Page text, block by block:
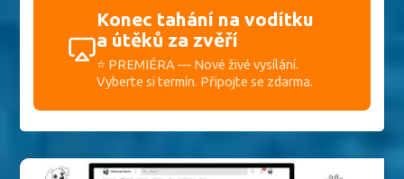
Konec tahání na vodítku
a útěků za zvěří
⭐ PREMIÉRA — Nové živé vysílání.
Vyberte si termín. Připojte se zdarma.